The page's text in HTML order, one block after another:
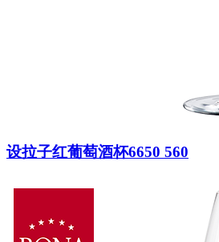
设拉子红葡萄酒杯6650 560